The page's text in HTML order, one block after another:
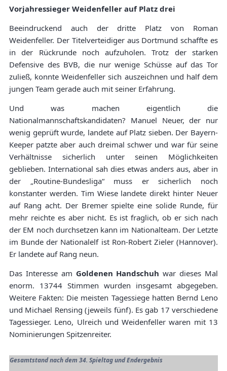
Vorjahressieger Weidenfeller auf Platz drei
Beeindruckend auch der dritte Platz von Roman
Weidenfeller. Der Titelverteidiger aus Dortmund schaffte es
in der Rückrunde noch aufzuholen. Trotz der starken
Defensive des BVB, die nur wenige Schüsse auf das Tor
zuließ, konnte Weidenfeller sich auszeichnen und half dem
jungen Team gerade auch mit seiner Erfahrung.
Und was machen eigentlich die
Nationalmannschaftskandidaten? Manuel Neuer, der nur
wenig geprüft wurde, landete auf Platz sieben. Der Bayern-
Keeper patzte aber auch dreimal schwer und war für seine
Verhältnisse sicherlich unter seinen Möglichkeiten
geblieben. International sah dies etwas anders aus, aber in
der „Routine-Bundesliga“ muss er sicherlich noch
konstanter werden. Tim Wiese landete direkt hinter Neuer
auf Rang acht. Der Bremer spielte eine solide Runde, für
mehr reichte es aber nicht. Es ist fraglich, ob er sich nach
der EM noch durchsetzen kann im Nationalteam. Der Letzte
im Bunde der Nationalelf ist Ron-Robert Zieler (Hannover).
Er landete auf Rang neun.
Das Interesse am Goldenen Handschuh war dieses Mal
enorm. 13744 Stimmen wurden insgesamt abgegeben.
Weitere Fakten: Die meisten Tagessiege hatten Bernd Leno
und Michael Rensing (jeweils fünf). Es gab 17 verschiedene
Tagessieger. Leno, Ulreich und Weidenfeller waren mit 13
Nominierungen Spitzenreiter.
Gesamtstand nach dem 34. Spieltag und Endergebnis